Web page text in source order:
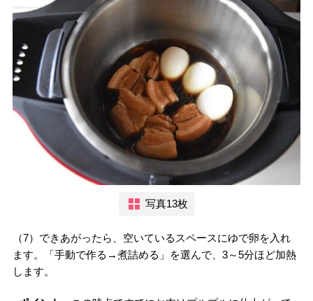
写真13枚
（7）できあがったら、空いているスペースにゆで卵を入れ
ます。「手動で作る→煮詰める」を選んで、3～5分ほど加熱
します。